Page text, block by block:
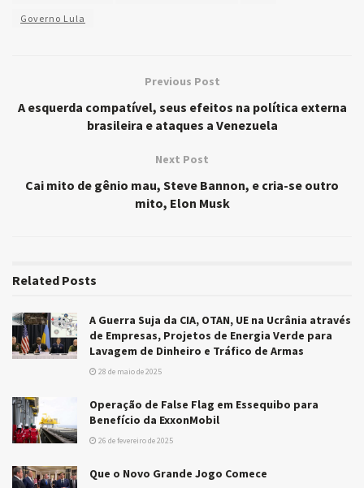
Governo Lula
Previous Post
A esquerda compatível, seus efeitos na política externa
brasileira e ataques a Venezuela
Next Post
Cai mito de gênio mau, Steve Bannon, e cria-se outro
mito, Elon Musk
Related Posts
A Guerra Suja da CIA, OTAN, UE na Ucrânia através
de Empresas, Projetos de Energia Verde para
Lavagem de Dinheiro e Tráfico de Armas
28 de maio de 2025
Operação de False Flag em Essequibo para
Benefício da ExxonMobil
26 de fevereiro de 2025
Que o Novo Grande Jogo Comece